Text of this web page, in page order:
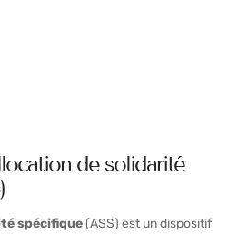
de solidarité
spécifique(ASS) est un dispositif